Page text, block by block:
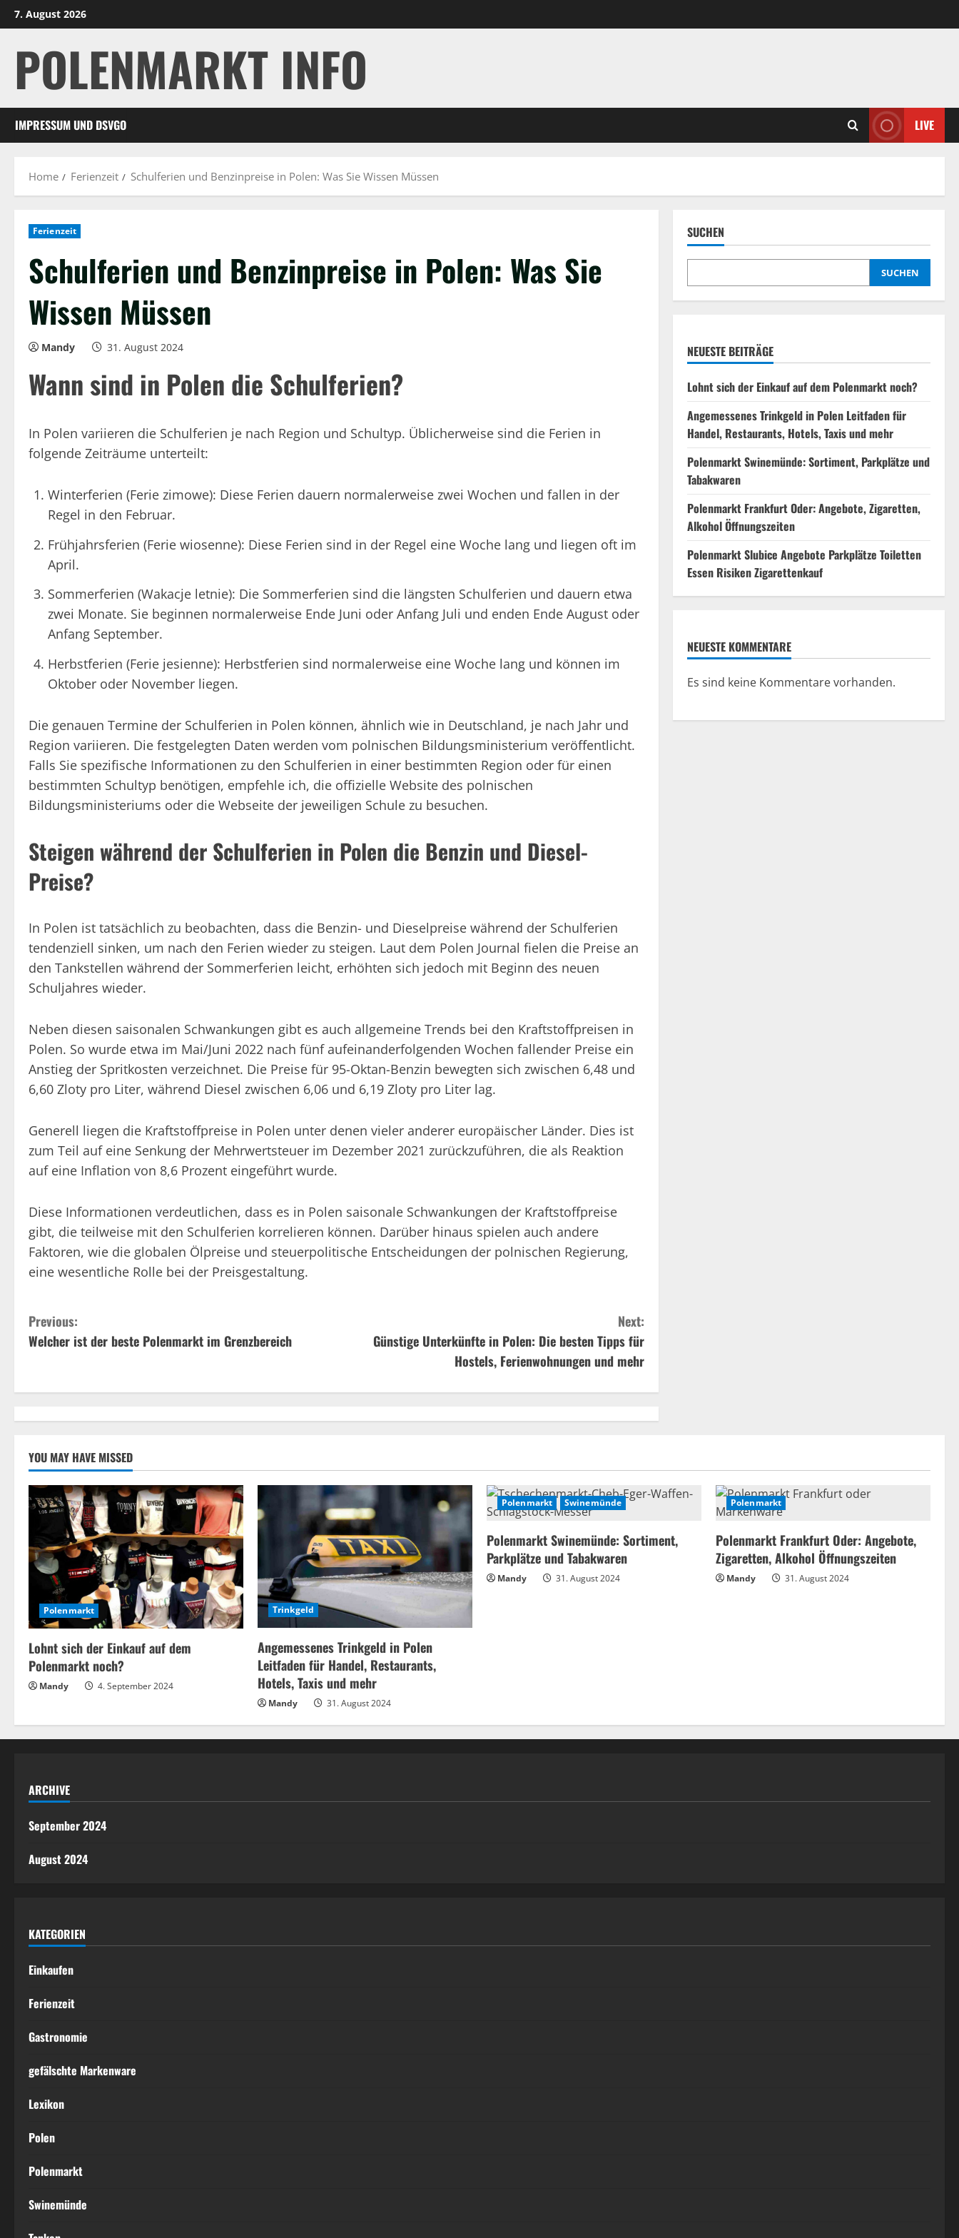
Skip
to
7. August 2026
POLENMARKT INFO
IMPRESSUM UND DSVGO LIVE
Home Ferienzeit Schulferien und Benzinpreise in Polen: Was Sie Wissen Müssen
Ferienzeit
Schulferien und Benzinpreise in Polen: Was Sie
Wissen Müssen
Mandy 31. August 2024
Wann sind in Polen die Schulferien?
In Polen variieren die Schulferien je nach Region und Schultyp. Üblicherweise sind die Ferien in
folgende Zeiträume unterteilt:
Winterferien (Ferie zimowe): Diese Ferien dauern normalerweise zwei Wochen und fallen in der
Regel in den Februar.
Frühjahrsferien (Ferie wiosenne): Diese Ferien sind in der Regel eine Woche lang und liegen oft im
April.
Sommerferien (Wakacje letnie): Die Sommerferien sind die längsten Schulferien und dauern etwa
zwei Monate. Sie beginnen normalerweise Ende Juni oder Anfang Juli und enden Ende August oder
Anfang September.
Herbstferien (Ferie jesienne): Herbstferien sind normalerweise eine Woche lang und können im
Oktober oder November liegen.
Die genauen Termine der Schulferien in Polen können, ähnlich wie in Deutschland, je nach Jahr und
Region variieren. Die festgelegten Daten werden vom polnischen Bildungsministerium veröffentlicht.
Falls Sie spezifische Informationen zu den Schulferien in einer bestimmten Region oder für einen
bestimmten Schultyp benötigen, empfehle ich, die offizielle Website des polnischen
Bildungsministeriums oder die Webseite der jeweiligen Schule zu besuchen.
Steigen während der Schulferien in Polen die Benzin und Diesel-
Preise?
In Polen ist tatsächlich zu beobachten, dass die Benzin- und Dieselpreise während der Schulferien
tendenziell sinken, um nach den Ferien wieder zu steigen. Laut dem Polen Journal fielen die Preise an
den Tankstellen während der Sommerferien leicht, erhöhten sich jedoch mit Beginn des neuen
Schuljahres wieder.
Neben diesen saisonalen Schwankungen gibt es auch allgemeine Trends bei den Kraftstoffpreisen in
Polen. So wurde etwa im Mai/Juni 2022 nach fünf aufeinanderfolgenden Wochen fallender Preise ein
Anstieg der Spritkosten verzeichnet. Die Preise für 95-Oktan-Benzin bewegten sich zwischen 6,48 und
6,60 Zloty pro Liter, während Diesel zwischen 6,06 und 6,19 Zloty pro Liter lag.
Generell liegen die Kraftstoffpreise in Polen unter denen vieler anderer europäischer Länder. Dies ist
zum Teil auf eine Senkung der Mehrwertsteuer im Dezember 2021 zurückzuführen, die als Reaktion
auf eine Inflation von 8,6 Prozent eingeführt wurde.
Diese Informationen verdeutlichen, dass es in Polen saisonale Schwankungen der Kraftstoffpreise
gibt, die teilweise mit den Schulferien korrelieren können. Darüber hinaus spielen auch andere
Faktoren, wie die globalen Ölpreise und steuerpolitische Entscheidungen der polnischen Regierung,
eine wesentliche Rolle bei der Preisgestaltung.
C
o
n
t
i
n
u
R
a
d
i
g
Previous:
Welcher ist der beste Polenmarkt im Grenzbereich
Next:
Günstige Unterkünfte in Polen: Die besten Tipps für
Hostels, Ferienwohnungen und mehr
SUCHEN
SUCHEN
NEUESTE BEITRÄGE
Lohnt sich der Einkauf auf dem Polenmarkt noch?
Angemessenes Trinkgeld in Polen Leitfaden für
Handel, Restaurants, Hotels, Taxis und mehr
Polenmarkt Swinemünde: Sortiment, Parkplätze und
Tabakwaren
Polenmarkt Frankfurt Oder: Angebote, Zigaretten,
Alkohol Öffnungszeiten
Polenmarkt Slubice Angebote Parkplätze Toiletten
Essen Risiken Zigarettenkauf
NEUESTE KOMMENTARE
Es sind keine Kommentare vorhanden.
YOU MAY HAVE MISSED
Polenmarkt
Lohnt sich der Einkauf auf dem
Polenmarkt noch?
Mandy 4. September 2024
Trinkgeld
Angemessenes Trinkgeld in Polen
Leitfaden für Handel, Restaurants,
Hotels, Taxis und mehr
Mandy 31. August 2024
Polenmarkt Swinemünde
Polenmarkt Swinemünde: Sortiment,
Parkplätze und Tabakwaren
Mandy 31. August 2024
Polenmarkt
Polenmarkt Frankfurt Oder: Angebote,
Zigaretten, Alkohol Öffnungszeiten
Mandy 31. August 2024
ARCHIVE
September 2024
August 2024
KATEGORIEN
Einkaufen
Ferienzeit
Gastronomie
gefälschte Markenware
Lexikon
Polen
Polenmarkt
Swinemünde